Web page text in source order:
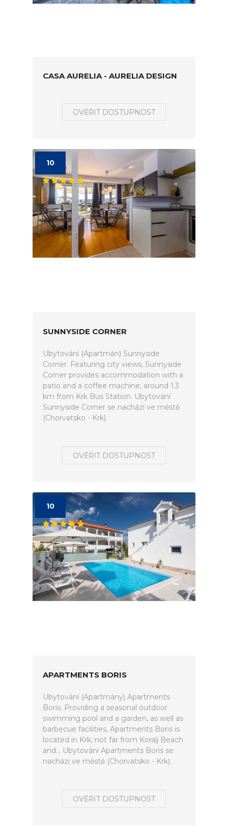
CASA AURELIA - AURELIA DESIGN
OVĚŘIT DOSTUPNOST
10
SUNNYSIDE CORNER
Ubytování (Apartmán) Sunnyside
Corner. Featuring city views, Sunnyside
Corner provides accommodation with a
patio and a coffee machine, around 1.3
km from Krk Bus Station. Ubytování
Sunnyside Corner se nachází ve městě
(Chorvatsko - Krk).
OVĚŘIT DOSTUPNOST
10
APARTMENTS BORIS
Ubytování (Apartmány) Apartments
Boris. Providing a seasonal outdoor
swimming pool and a garden, as well as
barbecue facilities, Apartments Boris is
located in Krk, not far from Koralj Beach
and... Ubytování Apartments Boris se
nachází ve městě (Chorvatsko - Krk).
OVĚŘIT DOSTUPNOST